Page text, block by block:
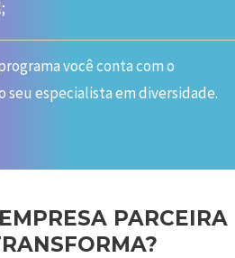
você conta com o
seu especialista em diversidade.
PARCEIRA